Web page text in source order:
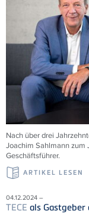
Nach über drei
Joachim Sahlmann zum
Geschäftsführer.
ARTIKEL LESEN
04.12.2024 –
TECE als